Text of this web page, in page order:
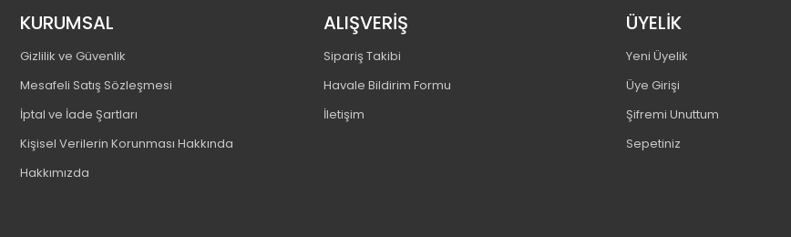
KURUMSAL
Gizlilik ve Güvenlik
Mesafeli Satış Sözleşmesi
İptal ve İade Şartları
Kişisel Verilerin Korunması Hakkında
Hakkımızda
ALIŞVERİŞ
Sipariş Takibi
Havale Bildirim Formu
İletişim
ÜYELİK
Yeni Üyelik
Üye Girişi
Şifremi Unuttum
Sepetiniz